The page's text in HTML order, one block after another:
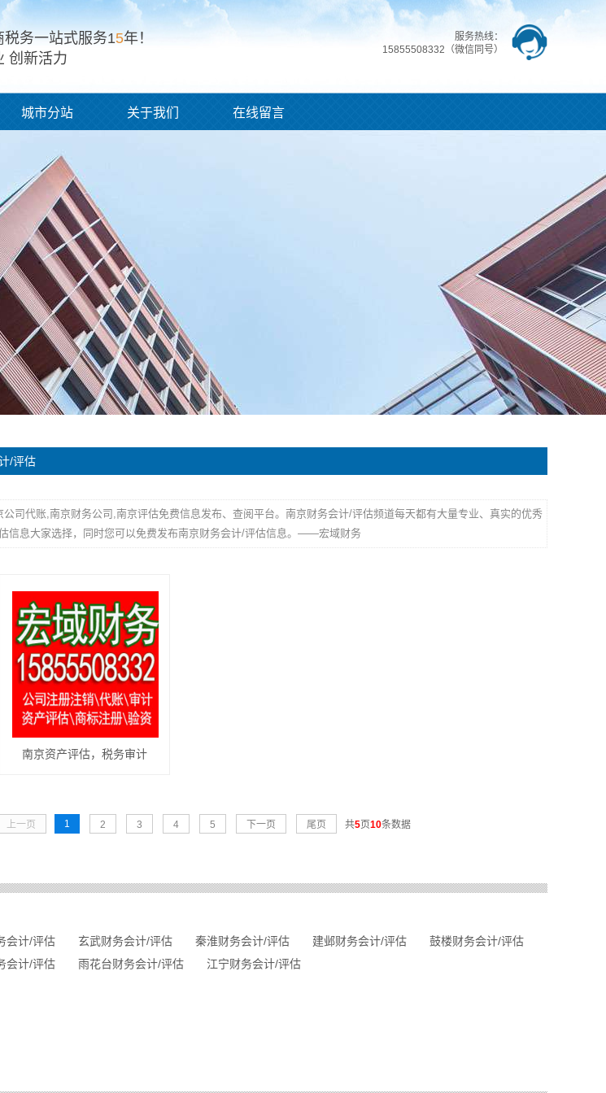
税务一站式服务15年！
创新活力
服务热线：
15855508332（微信同号）
城市分站 关于我们 在线留言
/评估
司代账,南京财务公司,南京评估免费信息发布、查阅平台。南京财务会计/评估频道每天都有大量专业、真实的优秀
信息大家选择，同时您可以免费发布南京财务会计/评估信息。——宏域财务
南京资产评估，税务审计
上一页 1 2 3 4 5 下一页 尾页 共5页10条数据
会计/评估 玄武财务会计/评估 秦淮财务会计/评估 建邺财务会计/评估
鼓楼财务会计/评估
会计/评估 雨花台财务会计/评估 江宁财务会计/评估